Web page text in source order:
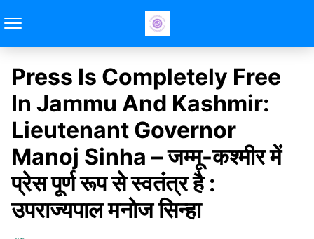
Press Is Completely Free
In Jammu And Kashmir:
Lieutenant Governor
Manoj Sinha – जम्मू-कश्मीर में
प्रेस पूर्ण रूप से स्वतंत्र है :
उपराज्‍यपाल मनोज सिन्हा